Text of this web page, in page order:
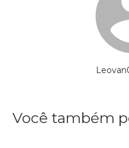
Você também